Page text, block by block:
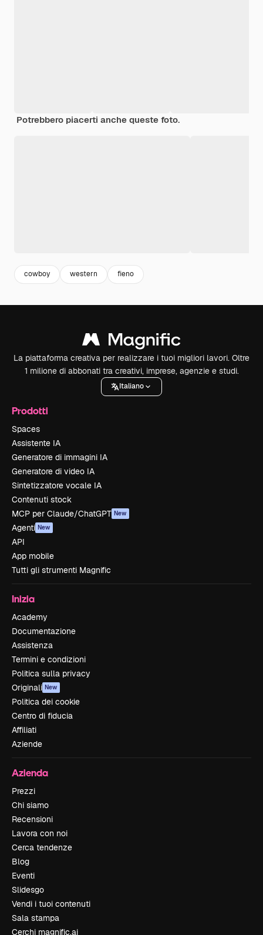
Potrebbero piacerti anche queste foto.
cowboy western fieno
La piattaforma creativa per realizzare i tuoi migliori lavori. Oltre
1 milione di abbonati tra creativi, imprese, agenzie e studi.
Italiano
Prodotti
Spaces
Assistente IA
Generatore di immagini IA
Generatore di video IA
Sintetizzatore vocale IA
Contenuti stock
MCP per Claude/ChatGPT New
Agenti New
API
App mobile
Tutti gli strumenti Magnific
Inizia
Academy
Documentazione
Assistenza
Termini e condizioni
Politica sulla privacy
Originali New
Politica dei cookie
Centro di fiducia
Affiliati
Aziende
Azienda
Prezzi
Chi siamo
Recensioni
Lavora con noi
Cerca tendenze
Blog
Eventi
Slidesgo
Vendi i tuoi contenuti
Sala stampa
Cerchi magnific.ai